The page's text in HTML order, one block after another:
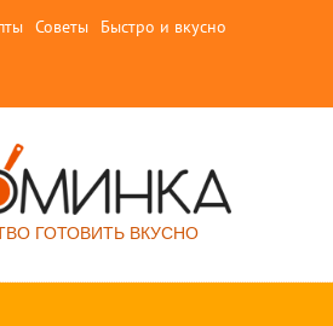
Советы Быстро и вкусно
ГОТОВИТЬ ВКУСНО